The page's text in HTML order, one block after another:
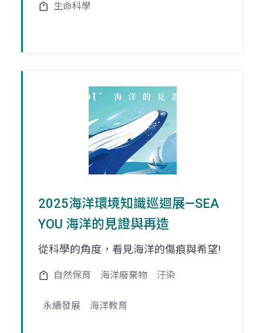
生命科學
2025海洋環境知識巡迴展—SEA
YOU 海洋的見證與再造
從科學的角度，看見海洋的傷痕與希望!
自然保育 海洋廢棄物 汙染
永續發展 海洋教育